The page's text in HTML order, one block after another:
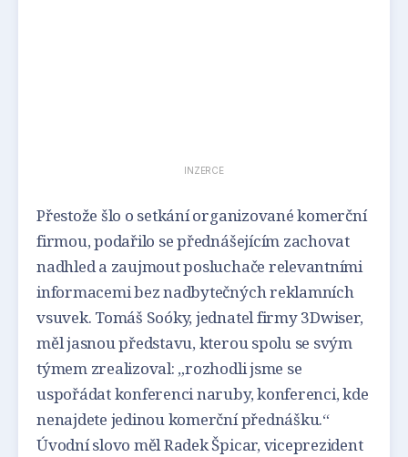
INZERCE
Přestože šlo o setkání organizované komerční
firmou, podařilo se přednášejícím zachovat
nadhled a zaujmout posluchače relevantními
informacemi bez nadbytečných reklamních
vsuvek. Tomáš Soóky, jednatel firmy 3Dwiser,
měl jasnou představu, kterou spolu se svým
týmem zrealizoval: „rozhodli jsme se
uspořádat konferenci naruby, konferenci, kde
nenajdete jedinou komerční přednášku.“
Úvodní slovo měl Radek Špicar, viceprezident